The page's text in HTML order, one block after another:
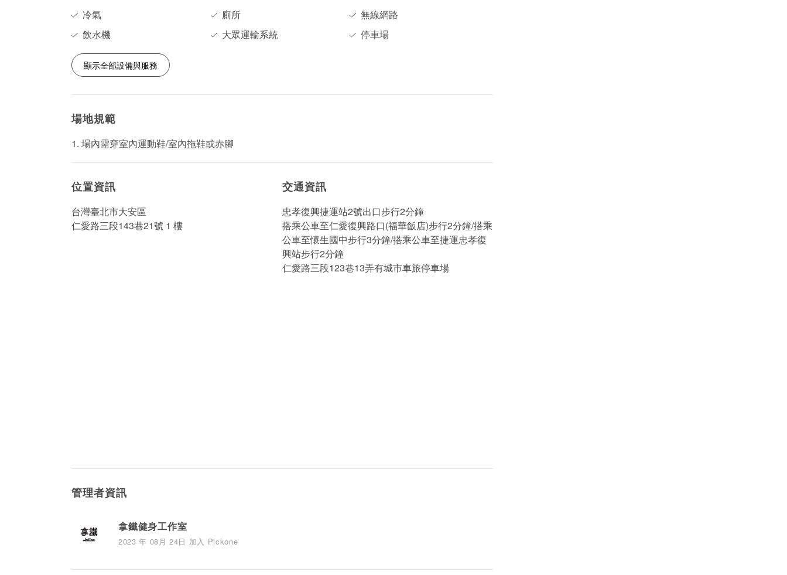
冷氣 廁所
無線網路
飲水機
大眾運輸系統 停車場
顯示全部設備與服務
場地規範
1. 場內需穿室內運動鞋/室內拖鞋或赤腳
位置資訊
台灣臺北市大安區
仁愛路三段143巷21號 1 樓
交通資訊
忠孝復興捷運站2號出口步行2分鐘
搭乘公車至仁愛復興路口(福華飯店)步行2分鐘/搭乘
公車至懷生國中步行3分鐘/搭乘公車至捷運忠孝復
興站步行2分鐘
仁愛路三段123巷13弄有城市車旅停車場
管理者資訊
拿鐵健身工作室
2023 年 08月 24日 加入 Pickone